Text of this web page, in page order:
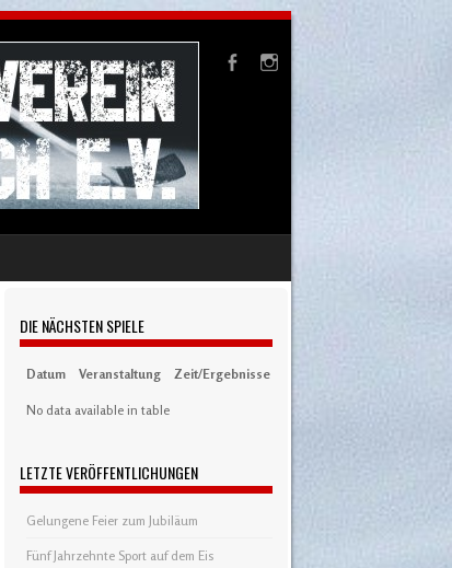
DIE NÄCHSTEN SPIELE
Datum Veranstaltung Zeit/Ergebnisse
No data available in table
LETZTE VERÖFFENTLICHUNGEN
Gelungene Feier zum Jubiläum
Fünf Jahrzehnte Sport auf dem Eis